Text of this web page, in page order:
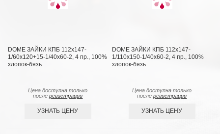
DOME ЗАЙКИ КПБ 112х147-
1/60х120+15-1/40х60-2, 4 пр., 100%
хлопок-бязь
Цена доступна только
послерегистрации
УЗНАТЬ ЦЕНУ
DOME ЗАЙКИ КПБ 112х147-
1/110х150-1/40х60-2, 4 пр., 100%
хлопок-бязь
Цена доступна только
послерегистрации
УЗНАТЬ ЦЕНУ